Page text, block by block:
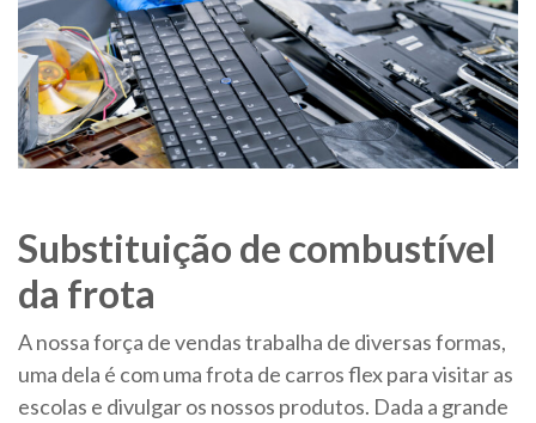
Substituição de combustível
da frota
A nossa força de vendas trabalha de diversas formas,
uma dela é com uma frota de carros flex para visitar as
escolas e divulgar os nossos produtos. Dada a grande